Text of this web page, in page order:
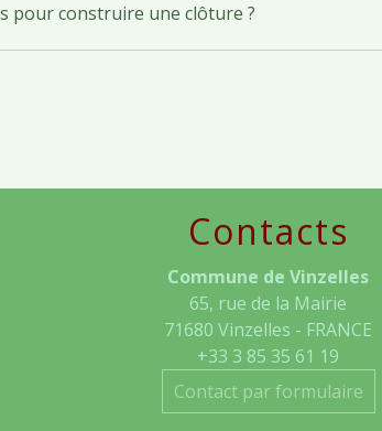
pour construire une clôture ?
Contacts
Commune de Vinzelles
65, rue de la Mairie
71680 Vinzelles - FRANCE
+33 3 85 35 61 19
Contact par formulaire